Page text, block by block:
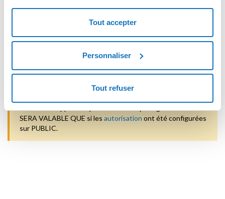
Tout accepter
Personnaliser
Tout refuser
date d'expiration à partir de laquelle les fichiers ne sont plus
Pour copier un URL, faites simplement un clic-droit dessus et
sélectionnez l'option permettant de copier le lien (l'option dépend
SERA VALABLE QUE si les autorisation ont été configurées
sur PUBLIC.